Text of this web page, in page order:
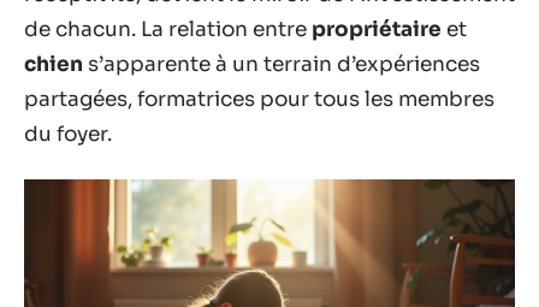
de chacun. La relation entre propriétaire et
chien s’apparente à un terrain d’expériences
partagées, formatrices pour tous les membres
du foyer.